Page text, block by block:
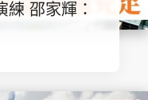
邵家輝：